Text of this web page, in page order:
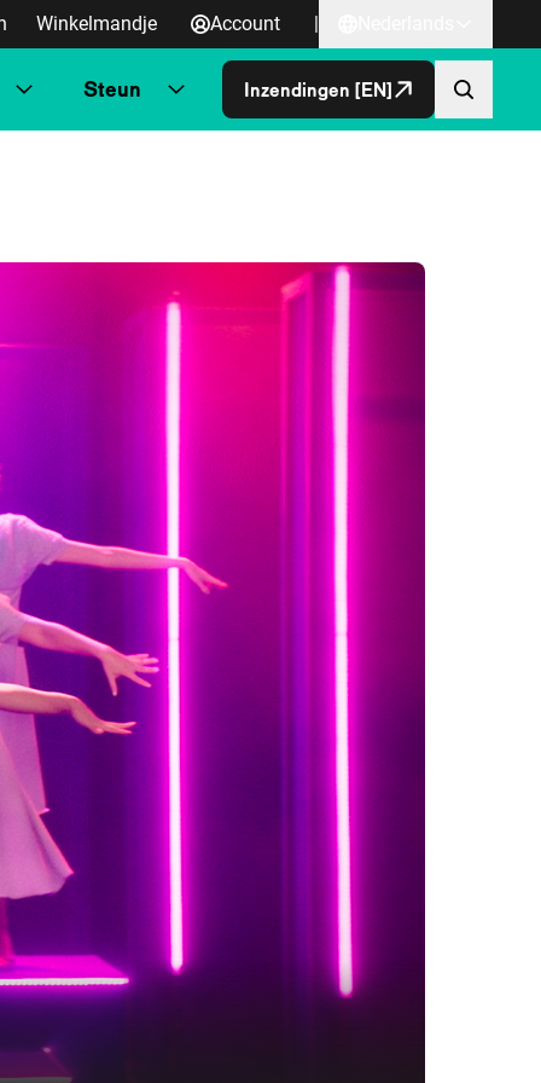
Winkelmandje Account |
Steun Inzendingen [EN]